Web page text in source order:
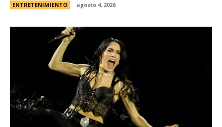
ENTRETENIMIENTO agosto 4, 2026